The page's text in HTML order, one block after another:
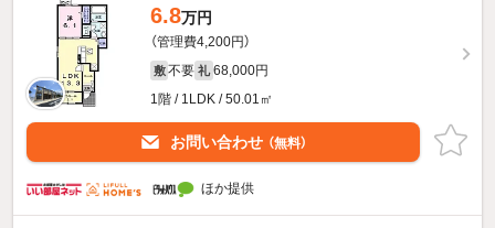
6.8万円
（管理費4,200円）
敷 不要 礼 68,000円
1階 / 1LDK / 50.01㎡
お問い合わせ （無料）
ほか提供